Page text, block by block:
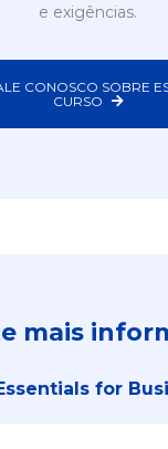
e exigências.
CONOSCO SOBRE
CURSO
mais
for